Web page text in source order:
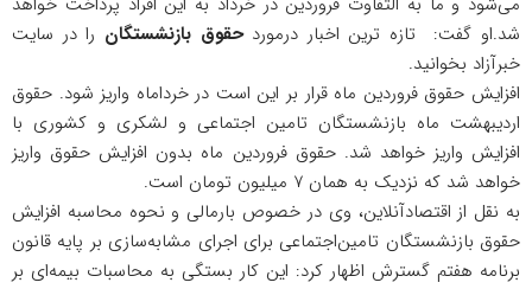
شد.او گفت: تازه ترین اخبار درموردحقوق بازنشستگان را در سایت
خبرآزاد بخوانید.
افزایش حقوق فروردین ماه قرار بر این است در خرداماه واریز شود. حقوق
اردیبهشت ماه بازنشستگان تامین اجتماعی و لشکری و کشوری با
افزایش واریز خواهد شد. حقوق فروردین ماه بدون افزایش حقوق واریز
خواهد شد که نزدیک به همان ۷ میلیون تومان است.
به نقل از اقتصادآنلاین، وی در خصوص بارمالی و نحوه محاسبه افزایش
حقوق بازنشستگان تامین‌اجتماعی برای اجرای مشابه‌سازی بر پایه قانون
برنامه هفتم گسترش اظهار کرد: این کار بستگی به محاسبات بیمه‌ای بر